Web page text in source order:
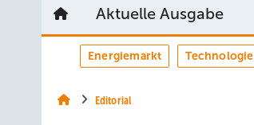
Aktuelle Ausgabe
Energiemarkt Technologie
Editorial